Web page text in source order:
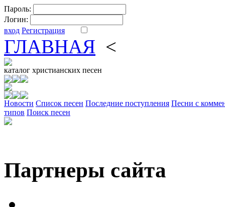
Пароль:
Логин:
вход Регистрация
ГЛАВНАЯ <
каталог христианских песен
Новости Cписок песен Последние поступления Песни с
типов Поиск песен
Партнеры сайта